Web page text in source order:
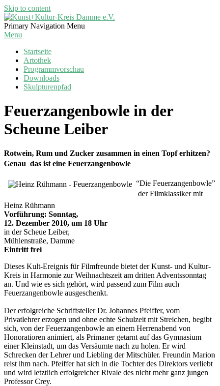
Skip to content
Kunst+Kultur-
Kreis
Primary Navigation Menu
Menu
Startseite
Artothek
Programmvorschau
Downloads
Skulpturenpfad
Feuerzangenbowle in der
Scheune Leiber
Rotwein, Rum und Zucker zusammen in einen Topf erhitzen?
Genau  das ist eine Feuerzangenbowle
“Die Feuerzangenbowle”
 der Filmklassiker mit
Heinz Rühmann
Vorführung: Sonntag,
12. Dezember 2010, um 18 Uhr
in der Scheue Leiber,
Mühlenstraße, Damme
Eintritt frei
Dieses Kult-Ereignis für Filmfreunde bietet der Kunst- und Kultur-
Kreis in Harmonie zur Weihnachtszeit am dritten Adventssonntag
an. Und wie es sich gehört, wird passend zum Film auch
Feuerzangenbowle ausgeschenkt.
Der erfolgreiche Schriftsteller Dr. Johannes Pfeiffer, vom
Privatlehrer erzogen und ohne echte Schulzeit mit Streichen, begibt
sich, von der Feuerzangenbowle an einem Herrenabend von
Honoratioren animiert, als Primaner getarnt auf das Gymnasium
einer Kleinstadt, um das Versäumte nach zu holen. Er wird
Schrecken der Lehrer und Liebling der Mitschüler. Freundin Marion
reist ihm nach. Pfeiffer hat sich in die Tochter des Direktors verliebt
und wird letztlich erfolgreicher Rivale des nicht mehr ganz jungen
Professor Crey.